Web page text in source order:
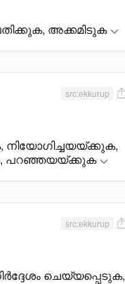
അക്കമിടുക
src:ekkurup
പറഞ്ഞയയ്ക്കുക
src:ekkurup
ചെയ്യപ്പെടുക,